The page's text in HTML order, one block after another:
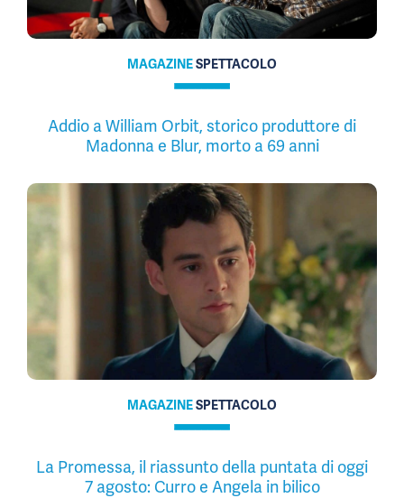
MAGAZINESPETTACOLO
Addio a William Orbit, storico produttore di
Madonna e Blur, morto a 69 anni
MAGAZINESPETTACOLO
La Promessa, il riassunto della puntata di oggi
7 agosto: Curro e Angela in bilico